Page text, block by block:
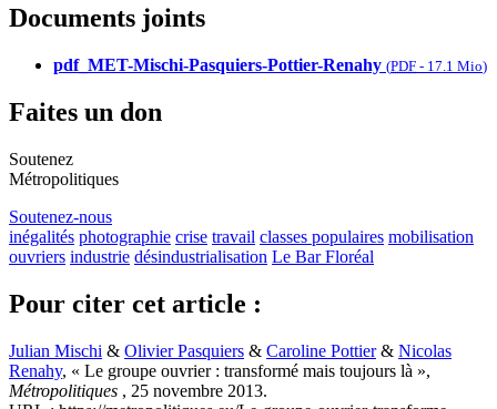
Documents joints
pdf_MET-Mischi-Pasquiers-Pottier-Renahy (PDF - 17.1 Mio)
Faites un don
Soutenez
Métropolitiques
Soutenez-nous
inégalités photographie crise travail classes populaires mobilisation
ouvriers industrie désindustrialisation Le Bar Floréal
Pour citer cet article :
Julian Mischi & Olivier Pasquiers & Caroline Pottier& Nicolas
Renahy, « Le groupe ouvrier : transformé mais toujours là »,
Métropolitiques , 25 novembre 2013.